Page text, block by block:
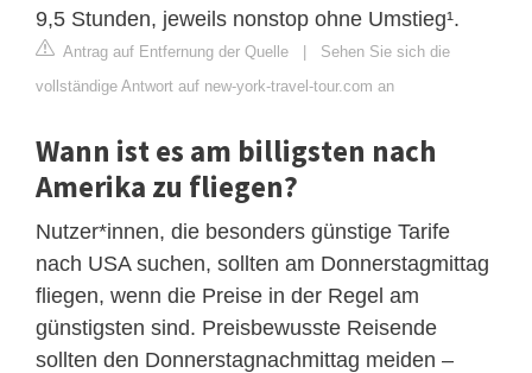
9,5 Stunden, jeweils nonstop ohne Umstieg¹.
Antrag auf Entfernung der Quelle | Sehen Sie sich die
vollständige Antwort auf new-york-travel-tour.com an
Wann ist es am billigsten nach
Amerika zu fliegen?
Nutzer*innen, die besonders günstige Tarife
nach USA suchen, sollten am Donnerstagmittag
fliegen, wenn die Preise in der Regel am
günstigsten sind. Preisbewusste Reisende
sollten den Donnerstagnachmittag meiden –